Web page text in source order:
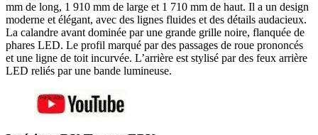
mm de long, 1 910 mm de large et 1 710 mm de haut. Il a un design
moderne et élégant, avec des lignes fluides et des détails audacieux.
La calandre avant dominée par une grande grille noire, flanquée de
phares LED. Le profil marqué par des passages de roue prononcés
et une ligne de toit incurvée. L’arrière est stylisé par des feux arrière
LED reliés par une bande lumineuse.